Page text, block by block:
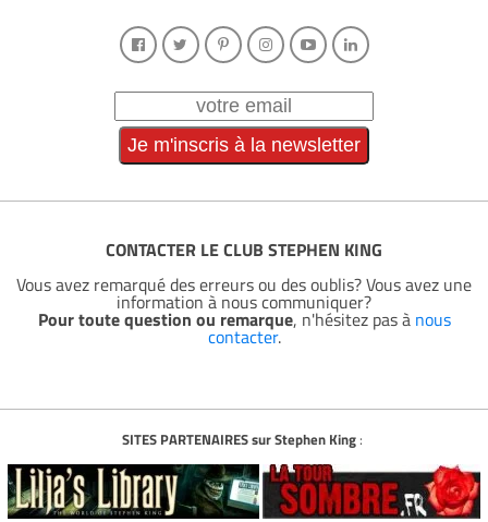
CONTACTER LE CLUB STEPHEN KING
Vous avez remarqué des erreurs ou des oublis? Vous avez une
information à nous communiquer?
Pour toute question ou remarque, n'hésitez pas à nous
contacter.
SITES PARTENAIRES sur Stephen King: